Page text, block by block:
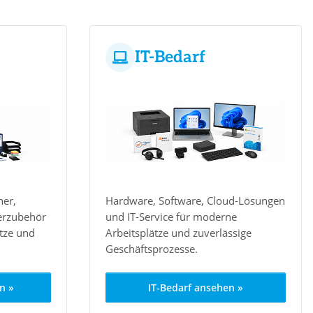
und
»
IT-Bedarf
Hardware, Software, Cloud-Lösungen
und IT-Service für moderne
Arbeitsplätze und zuverlässige
Geschäftsprozesse.
IT-Bedarf ansehen »